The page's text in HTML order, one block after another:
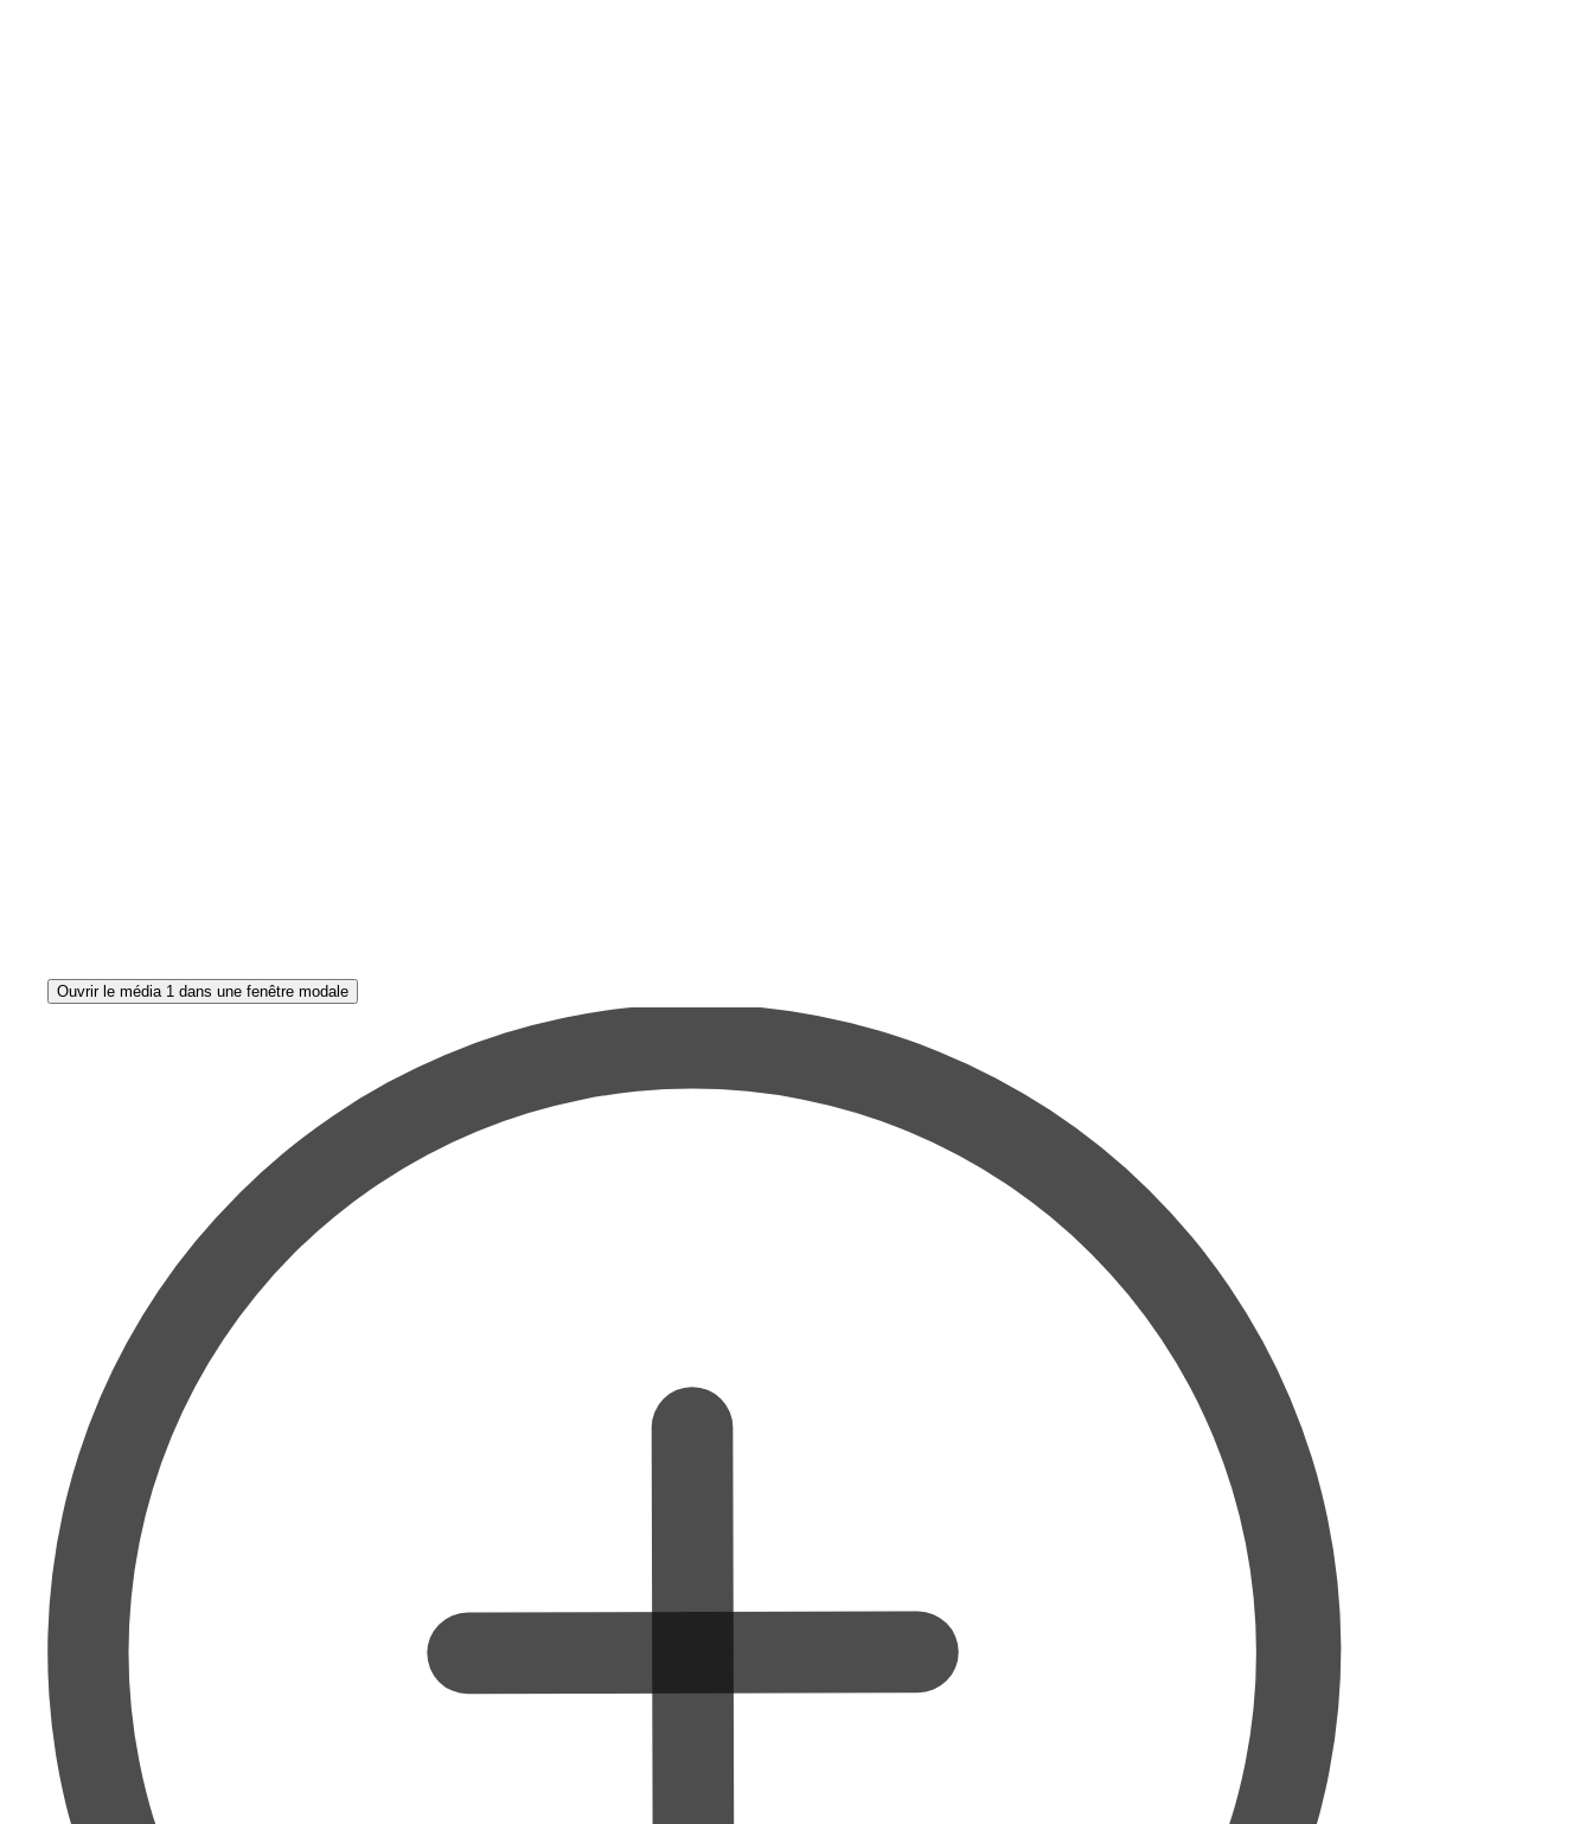
Ouvrir le média 1 dans une fenêtre modale